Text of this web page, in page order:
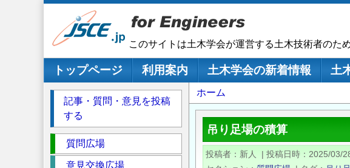
このサイトは土木学会が運営する土木技術者のた
メインナビゲーション
トップページ 利用案内 土木学会の新着情報
土
パ
ン
ず
ホーム
吊り足場の積算
投稿者 新人 | 投稿日時
2025/03/
記事・質問・意見を投稿
する
ク
質問広場
意見交換広場